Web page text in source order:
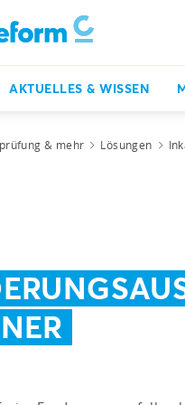
AKTUELLES & WISSEN
& mehr Lösungen